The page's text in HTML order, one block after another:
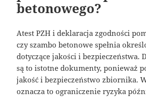
betonowego?
Atest PZH i deklaracja zgodności
czy szambo betonowe spełnia
dotyczące jakości i bezpieczeństwa.
są to istotne dokumenty, ponieważ
jakość i bezpieczeństwo zbiornika.
oznacza to ograniczenie ryzyka